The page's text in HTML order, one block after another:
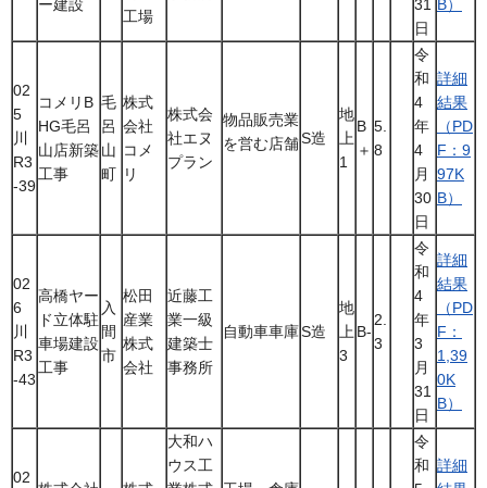
ー建設
工場
31
日
B）
02
5
川
R3
-39
コメリB
HG毛呂
山店新築
工事
毛
呂
山
町
株式
会社
コメ
リ
株式会
社エヌ
プラン
物品販売業
を営む店舗S造
地
上
1
B
＋
5.
8
令
和
4
年
4
月
30
日
詳細
結果
（PD
F：9
97K
B）
02
6
川
R3
-43
高橋ヤー
ド立体駐
車場建設
工事
入
間
市
松田
産業
株式
会社
近藤工
業一級
建築士
事務所
自動車車庫S造
地
上
3
B-
2.
3
令
和
4
年
3
月
31
日
詳細
結果
（PD
F：
1,39
0K
B）
02
大和ハ
ウス工
令
和 詳細